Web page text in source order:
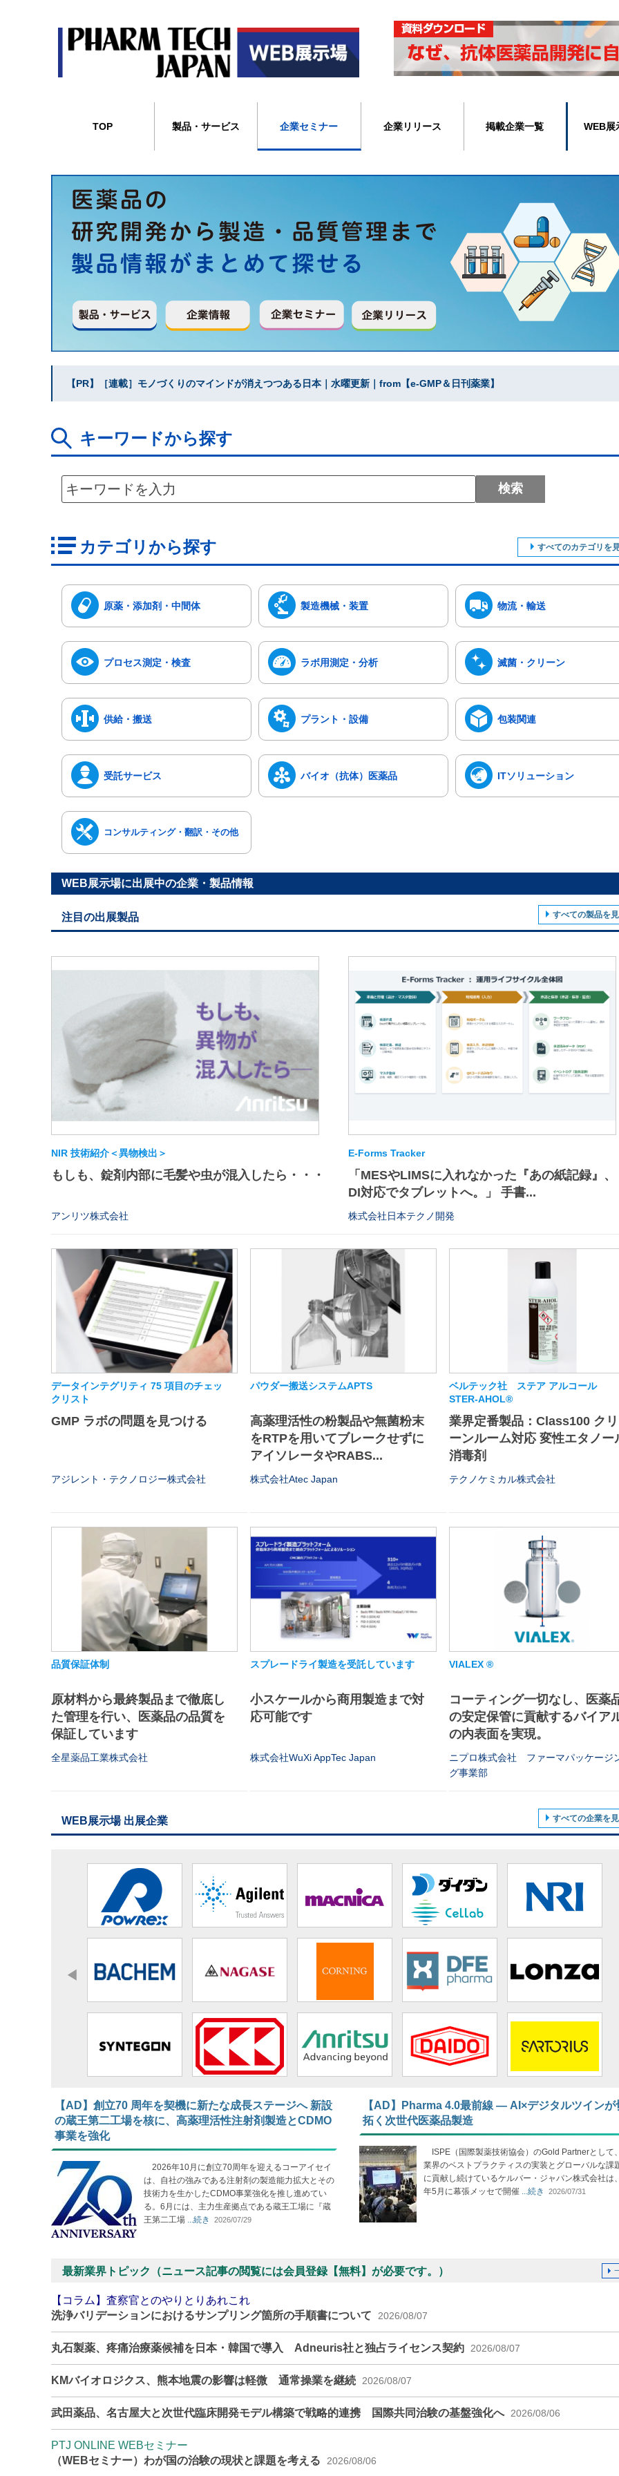
TOP 製品・サービス 企業セミナー 企業リリース 掲載企業一覧 WEB展
【PR】［連載］モノづくりのマインドが消えつつある日本｜水曜更新｜from【e-GMP＆日刊薬業】
キーワードから探す
検索
カテゴリから探す すべてのカテゴリを
原薬・添加剤・中間体 製造機械・装置 物流・輸送
プロセス測定・検査 ラボ用測定・分析 滅菌・クリーン
供給・搬送 プラント・設備 包装関連
受託サービス バイオ（抗体）医薬品 ITソリューション
コンサルティング・翻訳・その他
WEB展示場に出展中の企業・製品情報
注目の出展製品 すべての製品を
NIR 技術紹介＜異物検出＞
もしも、錠剤内部に毛髪や虫が混入したら・・・
アンリツ株式会社
E-Forms Tracker
「MESやLIMSに入れなかった『あの紙記録』、
DI対応でタブレットへ。」 手書...
株式会社日本テクノ開発
データインテグリティ 75 項目のチェッ
クリスト
GMP ラボの問題を見つける
アジレント・テクノロジー株式会社
パウダー搬送システムAPTS
高薬理活性の粉製品や無菌粉末
をRTPを用いてブレークせずに
アイソレータやRABS...
株式会社Atec Japan
ベルテック社 ステア アルコール
STER-AHOL®
業界定番製品：Class100 クリ
ーンルーム対応 変性エタノー
消毒剤
テクノケミカル株式会社
品質保証体制
原材料から最終製品まで徹底し
た管理を行い、医薬品の品質を
保証しています
全星薬品工業株式会社
スプレードライ製造を受託しています
小スケールから商用製造まで対
応可能です
株式会社WuXi AppTec Japan
VIALEX ®
コーティング一切なし、医薬
の安定保管に貢献するバイア
の内表面を実現。
ニプロ株式会社 ファーマパッケージ
グ事業部
WEB展示場 出展企業 すべての企業を
【AD】​​​​​​​創立70 周年を契機に新たな成長ステージへ 新設
の蔵王第二工場を核に、高薬理活性注射剤製造とCDMO
事業を強化
2026年10月に創立70周年を迎えるコーアイセイ
は、自社の強みである注射剤の製造能力拡大とその
技術力を生かしたCDMO事業強化を推し進めてい
る。6月には、主力生産拠点である蔵王工場に『蔵
王第二工場 ...続き 2026/07/29
【AD】Pharma 4.0最前線 ― AI×デジタルツインが
拓く次世代医薬品製造
ISPE（国際製薬技術協会）のGold Partnerとして
業界のベストプラクティスの実装とグローバルな課
に貢献し続けているケルバー・ジャパン株式会社は
年5月に幕張メッセで開催 ...続き 2026/07/31
最新業界トピック（ニュース記事の閲覧には会員登録【無料】が必要です。）
【コラム】査察官とのやりとりあれこれ
洗浄バリデーションにおけるサンプリング箇所の手順書について
2026/08/07
丸石製薬、疼痛治療薬候補を日本・韓国で導入 Adneuris社と独占ライセンス契約 2026/08/07
KMバイオロジクス、熊本地震の影響は軽微 通常操業を継続 2026/08/07
武田薬品、名古屋大と次世代臨床開発モデル構築で戦略的連携 国際共同治験の基盤強化へ 2026/08/06
PTJ ONLINE WEBセミナー
（WEBセミナー）わが国の治験の現状と課題を考える
2026/08/06